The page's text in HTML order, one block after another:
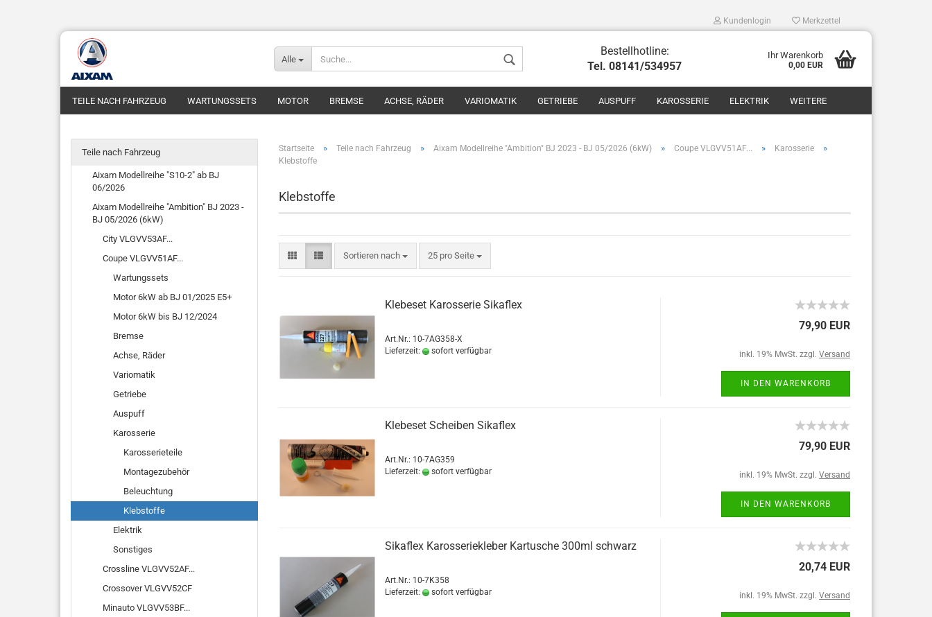
Kundenlogin
Konto erstellen
Merkzettel
Alle
Bestellhotline:
Tel. 08141/534957
Ihr Warenkorb
0,00 EUR
TEILE NACH FAHRZEUG WARTUNGSSETS MOTOR BREMSE ACHSE, RÄDER VARIOMATIK GETRIEBE AUSPUFF KAROSSERIE ELEKTRIK WEITERE
Startseite » Teile nach Fahrzeug » Aixam Modellreihe "Ambition" BJ 2023 - BJ 05/2026 (6kW) » Coupe VLGVV51AF... » Karosserie »
Klebstoffe
Klebstoffe
Sortieren nach 25 pro Seite
Klebeset Karosserie Sikaflex
Art.Nr.: 10-7AG358-X
Lieferzeit:
sofort verfügbar
79,90 EUR
inkl. 19% MwSt. zzgl. Versand
IN DEN WARENKORB
Klebeset Scheiben Sikaflex
Art.Nr.: 10-7AG359
Lieferzeit:
sofort verfügbar
79,90 EUR
inkl. 19% MwSt. zzgl. Versand
IN DEN WARENKORB
Sikaflex Karosseriekleber Kartusche 300ml schwarz
Art.Nr.: 10-7K358
Lieferzeit:
sofort verfügbar
20,74 EUR
inkl. 19% MwSt. zzgl. Versand
Teile nach Fahrzeug
Aixam Modellreihe "S10-2" ab BJ
06/2026
Aixam Modellreihe "Ambition" BJ 2023 -
BJ 05/2026 (6kW)
City VLGVV53AF...
Coupe VLGVV51AF...
Wartungssets
Motor 6kW ab BJ 01/2025 E5+
Motor 6kW bis BJ 12/2024
Bremse
Achse, Räder
Variomatik
Getriebe
Auspuff
Karosserie
Karosserieteile
Montagezubehör
Beleuchtung
Klebstoffe
Elektrik
Sonstiges
Crossline VLGVV52AF...
Crossover VLGVV52CF
Minauto VLGVV53BF...